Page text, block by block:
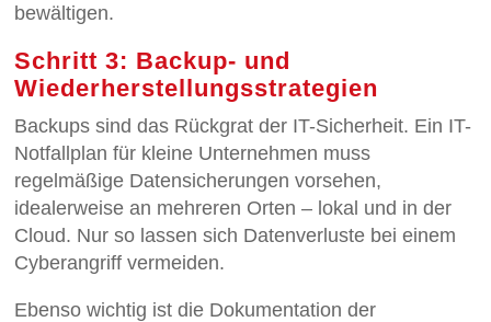
bewältigen.
Schritt 3: Backup- und
Wiederherstellungsstrategien
Backups sind das Rückgrat der IT-Sicherheit. Ein IT-
Notfallplan für kleine Unternehmen muss
regelmäßige Datensicherungen vorsehen,
idealerweise an mehreren Orten – lokal und in der
Cloud. Nur so lassen sich Datenverluste bei einem
Cyberangriff vermeiden.
Ebenso wichtig ist die Dokumentation der